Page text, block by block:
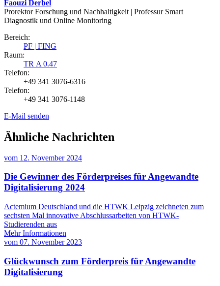
Faouzi Derbel
Prorektor Forschung und Nachhaltigkeit | Professur Smart
Diagnostik und Online Monitoring
Bereich:
PF | FING
Raum:
TR A 0.47
Telefon:
+49 341 3076-6316
Telefon:
+49 341 3076-1148
E-Mail senden
Ähnliche Nachrichten
vom 12. November 2024
Die Gewinner des Förderpreises für Angewandte
Digitalisierung 2024
Actemium Deutschland und die HTWK Leipzig zeichneten zum
sechsten Mal innovative Abschlussarbeiten von HTWK-
Studierenden aus
Mehr Informationen
vom 07. November 2023
Glückwunsch zum Förderpreis für Angewandte
Digitalisierung